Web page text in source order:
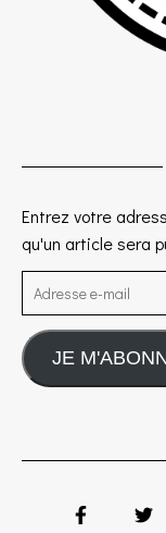
Entrez votre
qu'un article sera
Adresse e-mail
JE